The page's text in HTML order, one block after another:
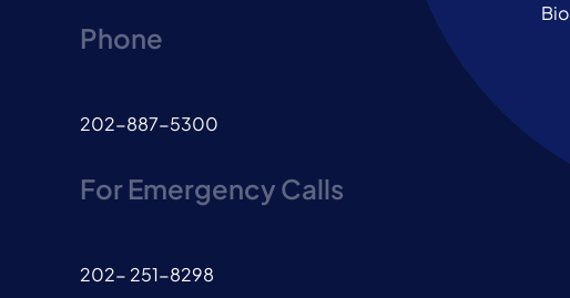
Phone
202-887-5300
For Emergency Calls
202- 251-8298